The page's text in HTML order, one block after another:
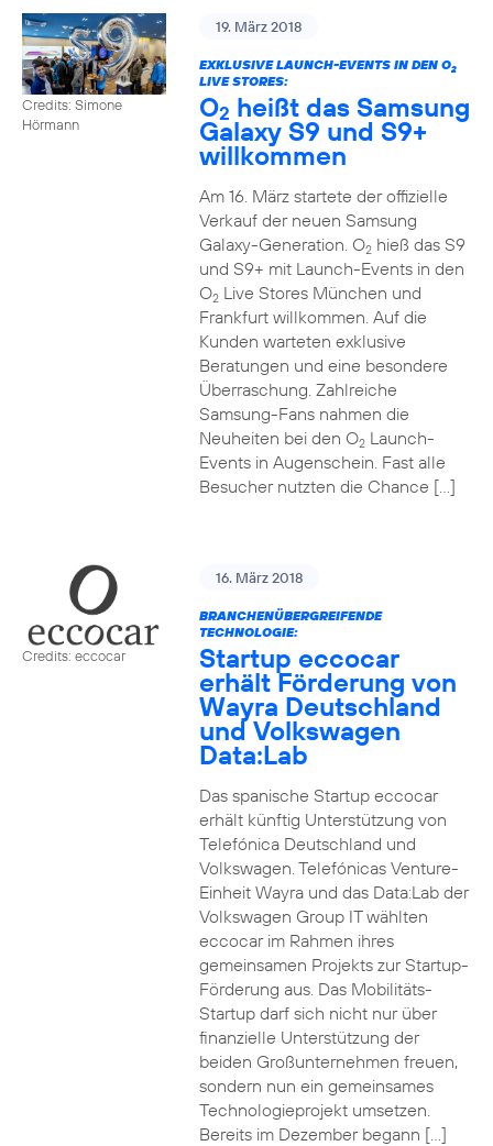
Credits: Simone
Hörmann
19. März 2018
EXKLUSIVE LAUNCH-EVENTS IN DEN O2
LIVE STORES:
O2 heißt das Samsung
Galaxy S9 und S9+
willkommen
Am 16. März startete der offizielle
Verkauf der neuen Samsung
Galaxy-Generation. O2hieß das S9
und S9+ mit Launch-Events in den
O2Live Stores München und
Frankfurt willkommen. Auf die
Kunden warteten exklusive
Beratungen und eine besondere
Überraschung. Zahlreiche
Samsung-Fans nahmen die
Neuheiten bei den O2Launch-
Events in Augenschein. Fast alle
Besucher nutzten die Chance […]
Credits: eccocar
16. März 2018
BRANCHENÜBERGREIFENDE
TECHNOLOGIE:
Startup eccocar
erhält Förderung von
Wayra Deutschland
und Volkswagen
Data:Lab
Das spanische Startup eccocar
erhält künftig Unterstützung von
Telefónica Deutschland und
Volkswagen. Telefónicas Venture-
Einheit Wayra und das Data:Lab der
Volkswagen Group IT wählten
eccocar im Rahmen ihres
gemeinsamen Projekts zur Startup-
Förderung aus. Das Mobilitäts-
Startup darf sich nicht nur über
finanzielle Unterstützung der
beiden Großunternehmen freuen,
sondern nun ein gemeinsames
Technologieprojekt umsetzen.
Bereits im Dezember begann […]